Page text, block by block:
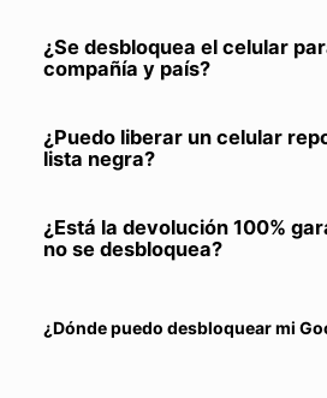
¿Se desbloquea el celular
compañía y país?
¿Puedo liberar un celular
lista negra?
¿Está la devolución 100%
no se desbloquea?
¿Dónde puedo desbloquear mi